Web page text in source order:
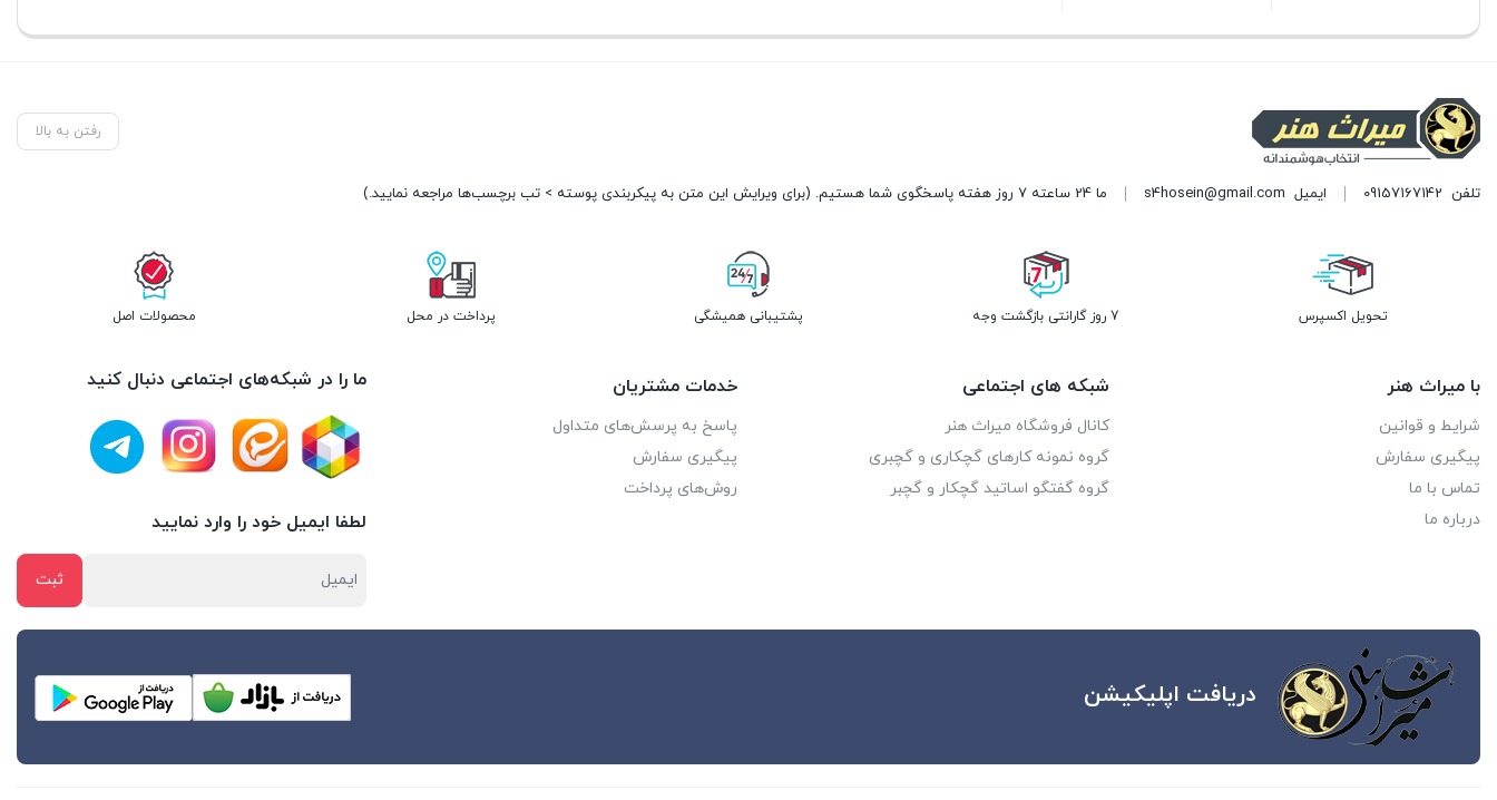
بستن
رفتن به بالا
تلفن 09157167142 ایمیل s4hosein@gmail.com ما 24 ساعته 7 روز هفته پاسخگوی شما هستیم. (برای ویرایش این متن به پیکربندی پوسته > تب برچسب‌ها مراجعه نمایید.)
تحویل اکسپرس 7 روز گارانتی بازگشت وجه پشتیبانی همیشگی پرداخت در محل محصولات اصل
با میراث هنر
شرایط و قوانین
پیگیری سفارش
تماس با ما
درباره ما
شبکه های اجتماعی
کانال فروشگاه میراث هنر
گروه نمونه کارهای گچکاری و گچبری
گروه گفتگو اساتید گچکار و گچبر
خدمات مشتریان
پاسخ به پرسش‌های متداول
پیگیری سفارش
روش‌های پرداخت
ما را در شبکه‌های اجتماعی دنبال کنید
لطفا ایمیل خود را وارد نمایید
دریافت اپلیکیشن